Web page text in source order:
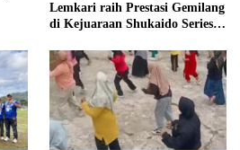
Lemkari raih Prestasi Gemilang
di Kejuaraan Shukaido Series 1